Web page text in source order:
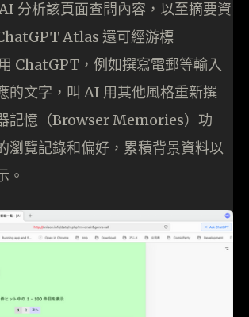
分析該頁面查問內容，以至摘要資
Atlas 還可經游標
ChatGPT，例如撰寫電郵等輸入
的文字，叫 AI 用其他風格重新撰
記憶（Browser Memories）功
瀏覽記錄和偏好，累積背景資料以
。